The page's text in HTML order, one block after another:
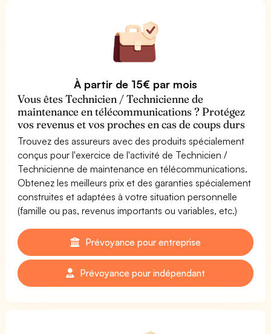
À partir de 15€ par mois
Vous êtes Technicien / Technicienne de
maintenance en télécommunications ? Protégez
vos revenus et vos proches en cas de coups durs
Trouvez des assureurs avec des produits spécialement
conçus pour l'exercice de l'activité de Technicien /
Technicienne de maintenance en télécommunications.
Obtenez les meilleurs prix et des garanties spécialement
construites et adaptées à votre situation personnelle
(famille ou pas, revenus importants ou variables, etc.)
Prévoyance pour entreprise
Prévoyance pour indépendant